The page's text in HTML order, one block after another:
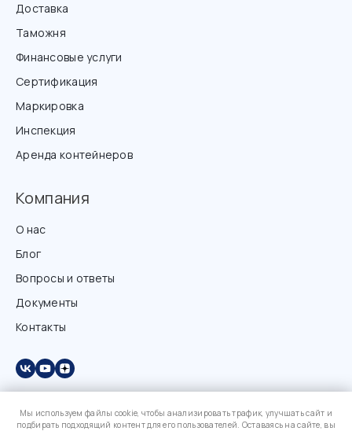
Доставка
Таможня
Финансовые услуги
Сертификация
Маркировка
Инспекция
Аренда контейнеров
Компания
О нас
Блог
Вопросы и ответы
Документы
Контакты
Мы используем файлы cookie, чтобы анализировать трафик, улучшать сайт и
подбирать подходящий контент для его пользователей. Оставаясь на сайте, вы